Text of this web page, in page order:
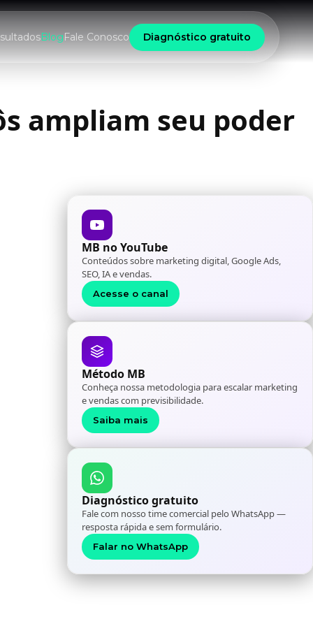
BlogFale Conosco Diagnóstico gratuito
ampliam seu poder
MB no YouTube
Conteúdos sobre marketing digital, Google Ads,
SEO, IA e vendas.
Acesse o canal
Método MB
Conheça nossa metodologia para escalar marketing
e vendas com previsibilidade.
Saiba mais
Diagnóstico gratuito
Fale com nosso time comercial pelo WhatsApp —
resposta rápida e sem formulário.
Falar no WhatsApp